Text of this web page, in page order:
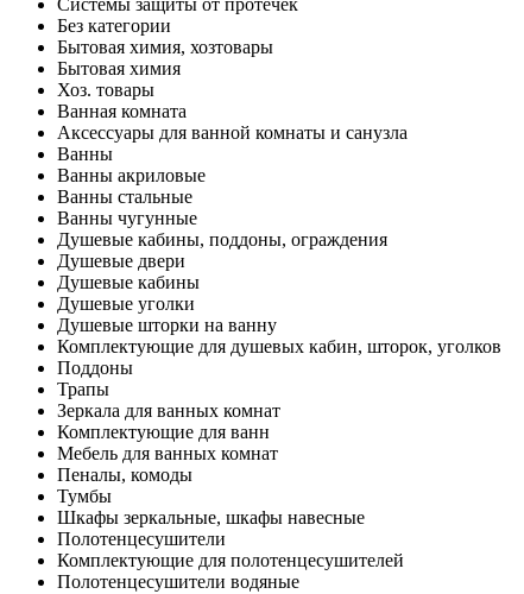
Системы защиты от протечек
Без категории
Бытовая химия, хозтовары
Бытовая химия
Хоз. товары
Ванная комната
Аксессуары для ванной комнаты и санузла
Ванны
Ванны акриловые
Ванны стальные
Ванны чугунные
Душевые кабины, поддоны, ограждения
Душевые двери
Душевые кабины
Душевые уголки
Душевые шторки на ванну
Комплектующие для душевых кабин, шторок, уголков
Поддоны
Трапы
Зеркала для ванных комнат
Комплектующие для ванн
Мебель для ванных комнат
Пеналы, комоды
Тумбы
Шкафы зеркальные, шкафы навесные
Полотенцесушители
Комплектующие для полотенцесушителей
Полотенцесушители водяные